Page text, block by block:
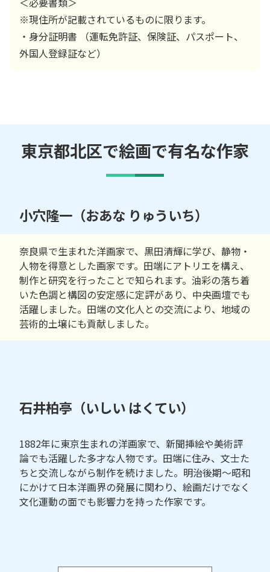
※現住所が記載されているものに限ります。
・身分証明書 （運転免許証、保険証、パスポート、
外国人登録証など）
東京都北区で絵画で有名な作家
小穴隆一（おあな りゅういち）
奈良県で生まれた洋画家で、黒田清輝に学び、静物・
人物を得意とした画家です。田端にアトリエを構え、
制作と研究を行ったことで知られます。油彩の落ち着
いた色調と構図の安定感に定評があり、中央画壇でも
活躍しました。田端の文化人との交流により、地域の
芸術的土壌にも貢献しました。
石井柏亭（いしい はくてい）
1882年に東京生まれの洋画家で、新聞挿絵や美術評
論でも活躍した多才な人物です。田端に住み、文士た
ちと交流しながら制作を続けました。明治後期〜昭和
にかけて日本洋画界の発展に関わり、絵画だけでなく
文化運動の面でも影響力を持った作家です。